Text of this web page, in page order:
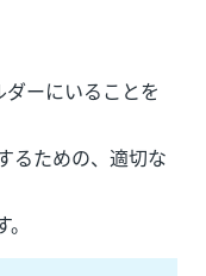
ーにいることを
るための、適切な